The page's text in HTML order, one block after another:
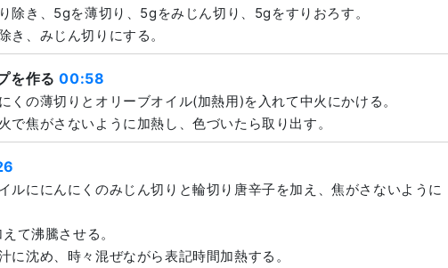
除き、5gを薄切り、5gをみじん切り、5gをすりおろす。
き、みじん切りにする。
を作る00:58
くの薄切りとオリーブオイル(加熱用)を入れて中火にかける。
で焦がさないように加熱し、色づいたら取り出す。
ルににんにくのみじん切りと輪切り唐辛子を加え、焦がさないように
て沸騰させる。
に沈め、時々混ぜながら表記時間加熱する。